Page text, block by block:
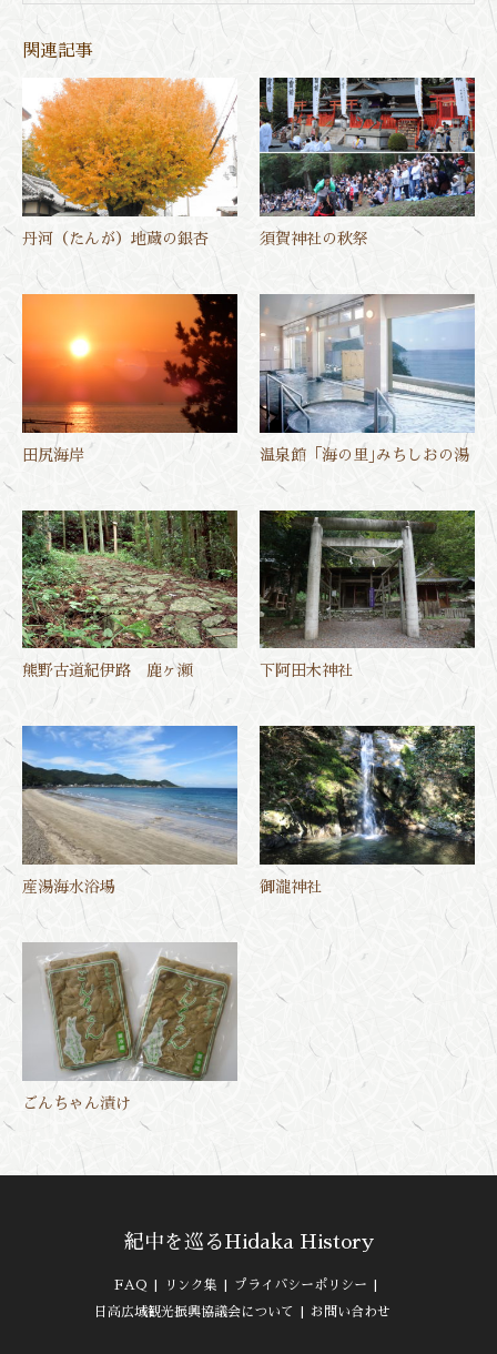
関連記事
丹河（たんが）地蔵の銀杏 須賀神社の秋祭
田尻海岸 温泉館「海の里｣みちしおの湯
熊野古道紀伊路 鹿ヶ瀬 下阿田木神社
産湯海水浴場 御瀧神社
ごんちゃん漬け
紀中を巡るHidaka History
FAQ リンク集
プライバシーポリシー
日高広域観光振興協議会について
お問い合わせ